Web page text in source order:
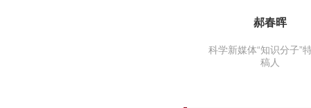
郝春晖
科学新媒体“知识分子”
稿人